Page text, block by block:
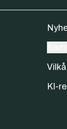
KI-